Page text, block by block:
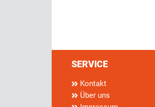
SERVICE
Kontakt
Über uns